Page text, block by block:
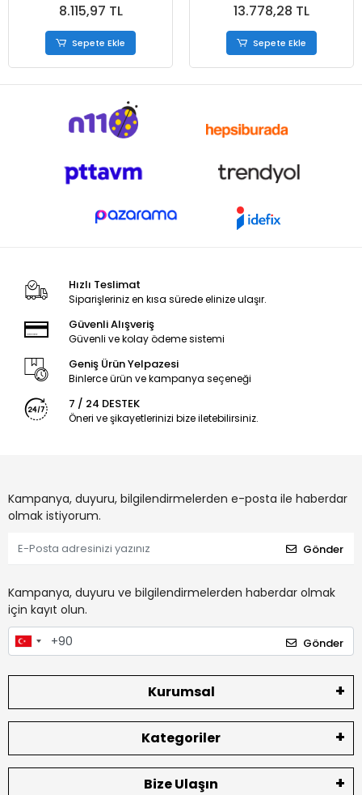
8.115,97 TL
Sepete Ekle
13.778,28 TL
Sepete Ekle
Hızlı Teslimat
Siparişleriniz en kısa sürede elinize ulaşır.
Güvenli Alışveriş
Güvenli ve kolay ödeme sistemi
Geniş Ürün Yelpazesi
Binlerce ürün ve kampanya seçeneği
7 / 24 DESTEK
Öneri ve şikayetlerinizi bize iletebilirsiniz.
Kampanya, duyuru, bilgilendirmelerden e-posta ile haberdar
olmak istiyorum.
Gönder
Kampanya, duyuru ve bilgilendirmelerden haberdar olmak
için kayıt olun.
Gönder
Kurumsal
Kategoriler
Bize Ulaşın